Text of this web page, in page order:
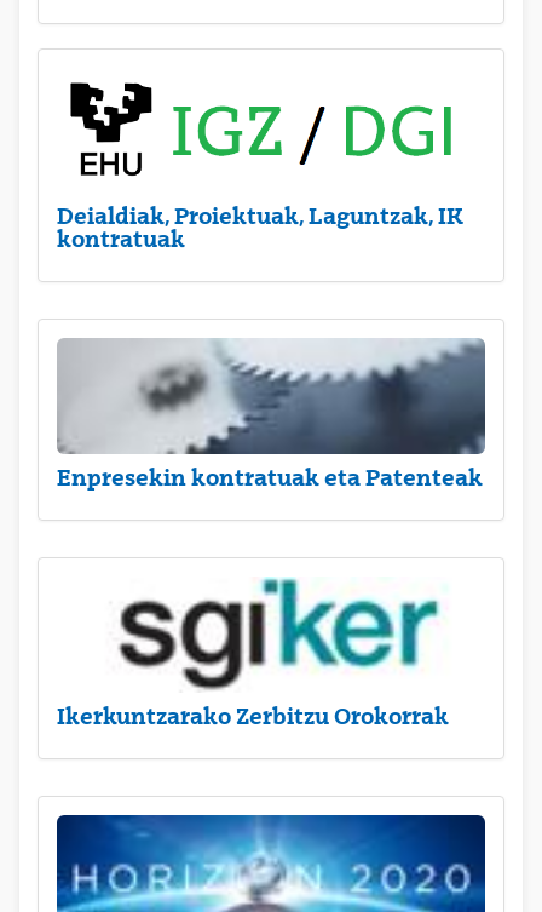
Deialdiak, Proiektuak, Laguntzak, IK
kontratuak
Enpresekin kontratuak eta Patenteak
Ikerkuntzarako Zerbitzu Orokorrak